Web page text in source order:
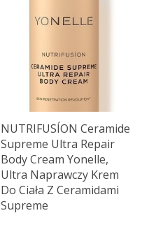
NUTRIFUSÍON Ceramide
Supreme Ultra Repair
Body Cream Yonelle,
Ultra Naprawczy Krem
Do Ciała Z Ceramidami
Supreme